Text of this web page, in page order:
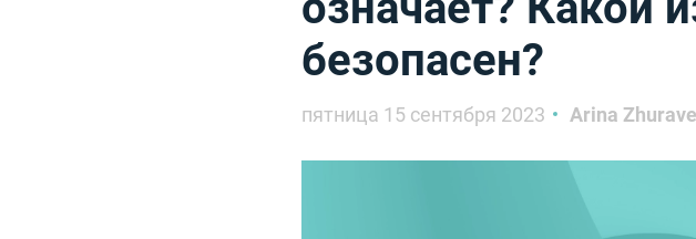
безопасен?
пятница 15 сентября 2023 Arina Zhuravel